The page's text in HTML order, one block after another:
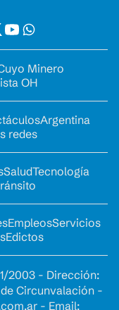
Minero
OH
Argentina
redes
SaludTecnología
EmpleosServicios
Edictos
2003 - Dirección:
Circunvalación -
- Email: